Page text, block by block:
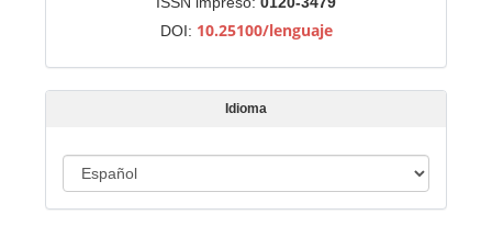
r
t
DOI: 10.25100/lenguaje
Idioma
d